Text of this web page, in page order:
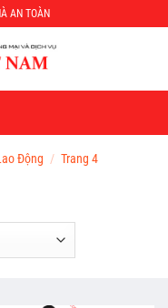
AN TOÀN
Động / Trang 4